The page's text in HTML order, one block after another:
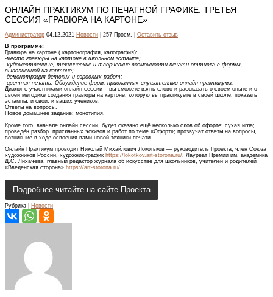
ОНЛАЙН ПРАКТИКУМ ПО ПЕЧАТНОЙ ГРАФИКЕ: ТРЕТЬЯ
СЕССИЯ «ГРАВЮРА НА КАРТОНЕ»
Администратор 04.12.2021 Новости | 257 Просм. | Оставить отзыв
В программе:
Гравюра на картоне ( картонография, калография):
-место гравюры на картоне в школьном эстампе;
-художественные, технические и творческие возможности печати оттиска с формы,
выполненной на картоне;
-демонстрация детских и взрослых работ;
-цветная печать. Обсуждение форм, присланных слушателями онлайн практикума.
Диалог с участниками онлайн сессии – вы сможете взять слово и рассказать о своем опыте и о
своей методике создания гравюры на картоне, которую вы практикуете в своей школе, показать
эстампы: и свои, и ваших учеников.
Ответы на вопросы.
Новое домашнее задание: монотипия.
Кроме того, вначале онлайн сессии, будет сказано ещё несколько слов об офорте: сухая игла;
проведён разбор присланных эскизов и работ по теме «Офорт»; прозвучат ответы на вопросы,
возникшие в ходе освоения вами новой техники печати.
Онлайн Практикум проводит Николай Михайлович Локотьков — руководитель Проекта, член Союза
художников России, художник-график https://lokotkov.art-storona.ru/, Лауреат Премии им. академика
Д.С. Лихачёва, главный редактор журнала об искусстве для школьников, учителей и родителей
«Введенская сторона» https://art-storona.ru/
Подробнее читайте на сайте Проекта
Рубрика | Новости